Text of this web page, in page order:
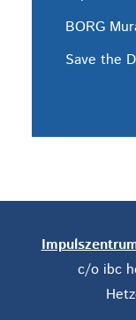
BORG
Save the
c/o ibc